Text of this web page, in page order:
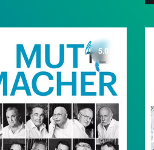
5.0